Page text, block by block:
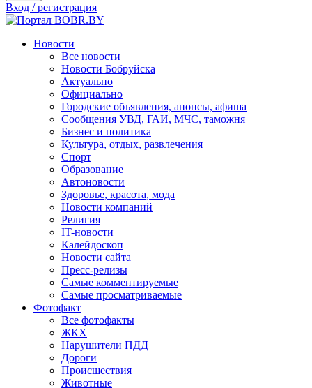
Вход / регистрация
Новости
Все новости
Новости Бобруйска
Актуально
Официально
Городские объявления, анонсы, афиша
Сообщения УВД, ГАИ, МЧС, таможня
Бизнес и политика
Культура, отдых, развлечения
Спорт
Образование
Автоновости
Здоровье, красота, мода
Новости компаний
Религия
IT-новости
Калейдоскоп
Новости сайта
Пресс-релизы
Самые комментируемые
Самые просматриваемые
Фотофакт
Все фотофакты
ЖКХ
Нарушители ПДД
Дороги
Происшествия
Животные